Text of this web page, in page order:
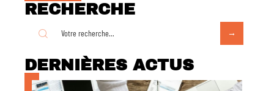
RECHERCHE
DERNIÈRES ACTUS